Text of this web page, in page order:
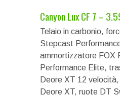
Canyon Lux CF 7 –
Telaio in carbonio,
Stepcast
ammortizzatore FOX
Performance Elite,
Deore XT 12
Deore XT, ruote DT